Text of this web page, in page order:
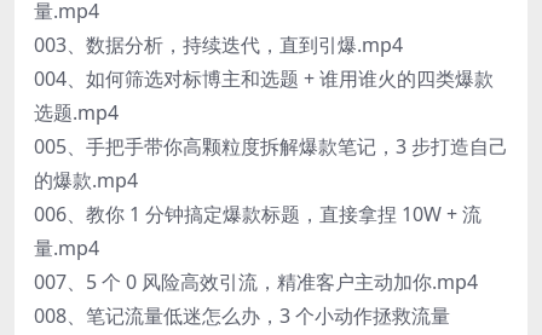
量.mp4
003、数据分析，持续迭代，直到引爆.mp4
004、如何筛选对标博主和选题 + 谁用谁火的四类爆款
选题.mp4
005、手把手带你高颗粒度拆解爆款笔记，3 步打造自己
的爆款.mp4
006、教你 1 分钟搞定爆款标题，直接拿捏 10W + 流
量.mp4
007、5 个 0 风险高效引流，精准客户主动加你.mp4
008、笔记流量低迷怎么办，3 个小动作拯救流量